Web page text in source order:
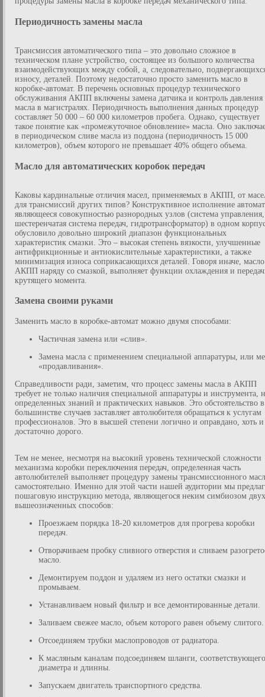
Периодичность замены масла
Трансмиссия автоматического типа – это довольно сложное в
техническом плане устройство, состоящее из большого количества
взаимодействующих между собой, а, следовательно,
износу, деталей. Поэтому недостаточно просто заменить масло в
коробке-автомат. В перечень основных процедур технического
обслуживания АКПП включены замена датчика и контроль давления
масла в магистралях. Периодичность выполнения данных процедур
составляет 50 000 – 60 000 километров пробега. Однако, существует
такое понятие как «промежуточное обновление» масла. Оно
в периодическом сливе масла из поддона (периодичность 15 000
километров), объем которого не превышает 40% общего объема.
Масло для автоматических коробок передач
Каковы кардинальные отличия масел, применяемых в АКПП, от
для трансмиссий других типов? Конструктивное исполнение
являющееся совокупностью разнородных узлов (система управления,
шестеренчатая система передач, гидротрансформатор) в одном
обусловило довольно широкий диапазон функциональных
характеристик смазки. Это – высокая степень вязкости, улучшенные
антифрикционные и антиокислительные характеристики, а также
минимизация износа соприкасающихся деталей. Говоря иначе,
АКПП наряду со смазкой, выполняет функции охлаждения и
крутящего момента.
Замена своими руками
Заменить масло в коробке-автомат можно двумя способами:
Частичная замена или «слив».
Замена масла с применением специальной аппаратуры, или
«продавливания».
Справедливости ради, заметим, что процесс замены масла в АКПП
требует не только наличия специальной аппаратуры и инструмента,
определенных знаний и практических навыков. Это обстоятельство в
большинстве случаев заставляет автолюбителя обращаться к услугам
профессионалов. Это в высшей степени логично и оправдано, хоть и
достаточно дорого.
Тем не менее, несмотря на высокий уровень технической сложности
механизма коробки переключения передач, определенная часть
автолюбителей выполняет процедуру замены трансмиссионного
самостоятельно. Именно для этой части нашей аудитории мы
пошаговую инструкцию метода, являющегося неким симбиозом двух
вышеозначенных способов:
Проезжаем порядка 18-20 километров для прогрева коробки
передач.
Отворачиваем пробку сливного отверстия и сливаем
масло.
Демонтируем поддон и удаляем из него остатки смазки и
промываем.
Устанавливаем новый фильтр и все демонтированные детали.
Заливаем свежее масло, объем которого равен объему слитого.
Отсоединяем трубки маслопроводов от радиатора.
К масляным каналам подсоединяем шланги, соответствующего
диаметра и длинны.
Запускаем двигатель транспортного средства.